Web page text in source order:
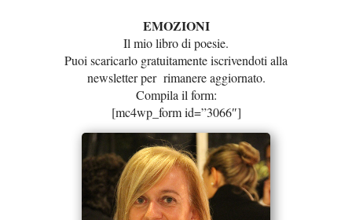
EMOZIONI
Il mio libro di poesie.
Puoi scaricarlo gratuitamente iscrivendoti alla
newsletter per rimanere aggiornato.
Compila il form:
[mc4wp_form id=”3066″]